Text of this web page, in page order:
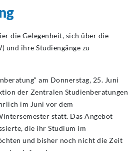
die Gelegenheit, sich über die
und ihre Studiengänge zu
am Donnerstag, 25. Juni
der Zentralen Studienberatungen
im Juni vor dem
statt. Das Angebot
die ihr Studium im
und bisher noch nicht die Zeit